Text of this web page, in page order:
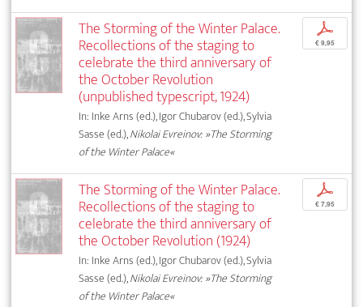
The Storming of the Winter Palace.
Recollections of the staging to
celebrate the third anniversary of
the October Revolution
(unpublished typescript, 1924)
In: Inke Arns (ed.), Igor Chubarov (ed.), Sylvia
Sasse (ed.),Nikolai Evreinov: »The Storming
of the Winter Palace«
p
€ 9,95
The Storming of the Winter Palace.
Recollections of the staging to
celebrate the third anniversary of
the October Revolution (1924)
In: Inke Arns (ed.), Igor Chubarov (ed.), Sylvia
Sasse (ed.),Nikolai Evreinov: »The Storming
of the Winter Palace«
p
€ 7,95